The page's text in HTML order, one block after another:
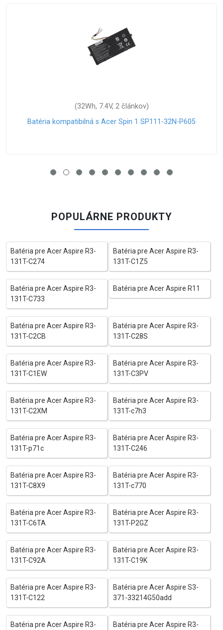
(32Wh, 7.4V, 2 článkov)
Batéria kompatibilná s Acer
POPULÁRNE PRODUKTY
Batéria pre Acer Aspire R3-
131T-C274
Batéria pre Acer Aspire R3-
131T-C1Z5
Batéria pre Acer Aspire R3-
131T-C733
Batéria pre Acer Aspire R11
Batéria pre Acer Aspire R3-
131T-C2CB
Batéria pre Acer Aspire R3-
131T-C28S
Batéria pre Acer Aspire R3-
131T-C1EW
Batéria pre Acer Aspire R3-
131T-C3PV
Batéria pre Acer Aspire R3-
131T-C2XM
Batéria pre Acer Aspire R3-
131T-c7h3
Batéria pre Acer Aspire R3-
131T-p71c
Batéria pre Acer Aspire R3-
131T-C246
Batéria pre Acer Aspire R3-
131T-C8X9
Batéria pre Acer Aspire R3-
131T-c770
Batéria pre Acer Aspire R3-
131T-C6TA
Batéria pre Acer Aspire R3-
131T-P2GZ
Batéria pre Acer Aspire R3-
131T-C92A
Batéria pre Acer Aspire R3-
131T-C19K
Batéria pre Acer Aspire R3-
131T-C122
Batéria pre Acer Aspire S3-
371-33214G50add
Batéria pre Acer Aspire R3-
Batéria pre Acer Aspire R3-